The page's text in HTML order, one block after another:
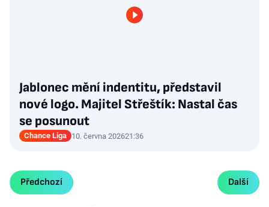
Jablonec mění indentitu, představil
nové logo. Majitel Střeštík: Nastal čas
se posunout
Chance Liga 10. června 202621:36
Předchozí Další